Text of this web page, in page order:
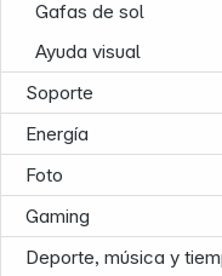
Gafas de sol
Ayuda visual
Soporte
Energía
Foto
Gaming
Deporte, música y